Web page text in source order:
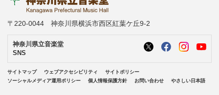
〒220-0044 神奈川県横浜市西区紅葉ケ丘9-2
神奈川県立音楽堂
SNS
サイトマップ ウェブアクセシビリティ
サイトポリシー
ソーシャルメディア運用ポリシー
個人情報保護方針 お問い合わせ やさしい日本語